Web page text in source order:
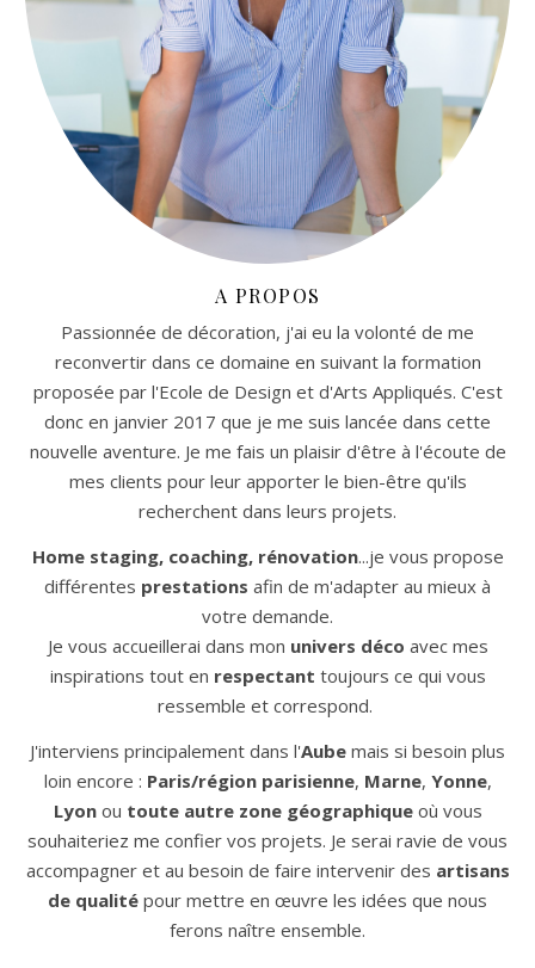
A PROPOS
Passionnée de décoration, j'ai eu la volonté de me
reconvertir dans ce domaine en suivant la formation
proposée par l'Ecole de Design et d'Arts Appliqués. C'est
donc en janvier 2017 que je me suis lancée dans cette
nouvelle aventure. Je me fais un plaisir d'être à l'écoute de
mes clients pour leur apporter le bien-être qu'ils
recherchent dans leurs projets.
Home staging, coaching, rénovation...je vous propose
différentes prestations afin de m'adapter au mieux à
votre demande.
Je vous accueillerai dans mon univers déco avec mes
inspirations tout en respectant toujours ce qui vous
ressemble et correspond.
J'interviens principalement dans l'Aube mais si besoin plus
loin encore : Paris/région parisienne, Marne, Yonne,
Lyonou toute autre zone géographiqueoù vous
souhaiteriez me confier vos projets. Je serai ravie de vous
accompagner et au besoin de faire intervenir des artisans
de qualité pour mettre en œuvre les idées que nous
ferons naître ensemble.